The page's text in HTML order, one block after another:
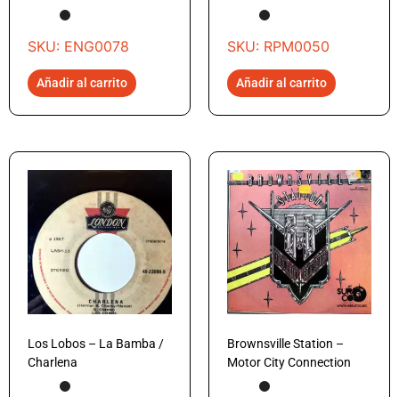
SKU: ENG0078
Añadir al carrito
SKU: RPM0050
Añadir al carrito
Los Lobos – La Bamba /
Charlena
Brownsville Station –
Motor City Connection